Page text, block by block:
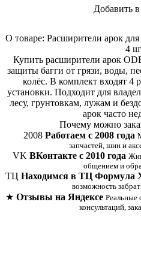
Добавить
О товаре: Расширители арок
4
Купить расширители арок
защиты багги от грязи, воды,
колёс. В комплект входят 4
установки. Подходит для
лесу, грунтовкам, лужам и
арок часто
Почему можно
2008 Работаем с 2008 года
запчастей, шин и
VK ВКонтакте с 2010 года
общением и
ТЦ Находимся в ТЦ Формула
возможность
★ Отзывы на Яндексе Реальные
консультаций,